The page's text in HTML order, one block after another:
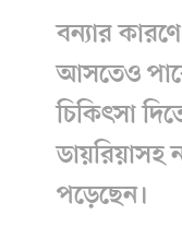
বন্যার
আসতেও
চিকিৎসা
ডায়রিয়াসহ
পড়েছেন।